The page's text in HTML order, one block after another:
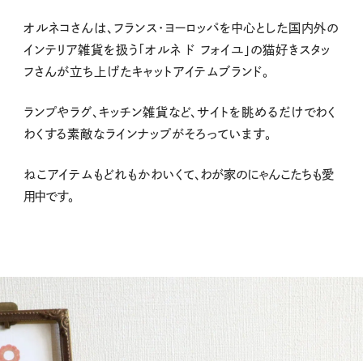
オルネコさんは、フランス・ヨーロッパを中心とした国内外の
インテリア雑貨を扱う
「オルネ ド フォイユ」の猫好きスタッ
フさんが立ち上げたキャットアイテムブランド。
ランプやラグ、キッチン雑貨など、サイトを眺めるだけでわく
わくする素敵なラインナップがそろっています。
ねこアイテムもどれもかわい くて、わが家のにゃんこたちも愛
用中です。